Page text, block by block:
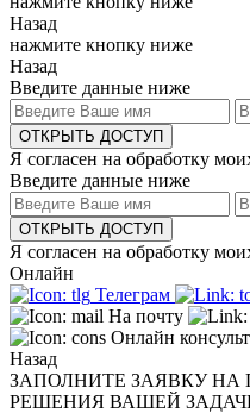
Назад
нажмите кнопку ниже
Назад
Введите данные ниже
ОТКРЫТЬ ДОСТУП
Я согласен на обработку
Введите данные ниже
ОТКРЫТЬ ДОСТУП
Я согласен на обработку
Онлайн
Телеграм
На почту
Онлайн
Назад
ЗАПОЛНИТЕ ЗАЯВКУ НА
РЕШЕНИЯ ВАШЕЙ